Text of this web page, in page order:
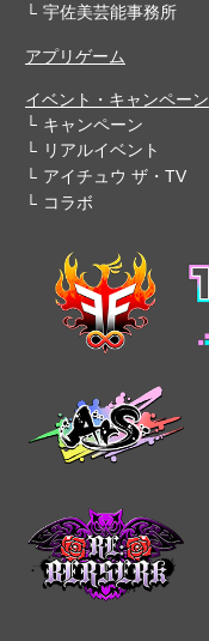
宇佐美芸能事務所
アプリゲーム
イベント・キャンペーン
キャンペーン
リアルイベント
アイチュウ ザ・TV
コラボ